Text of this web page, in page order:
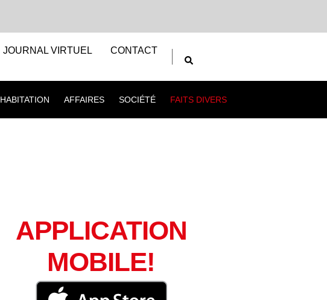
JOURNAL VIRTUEL CONTACT
HABITATION AFFAIRES SOCIÉTÉ FAITS DIVERS
APPLICATION
MOBILE!